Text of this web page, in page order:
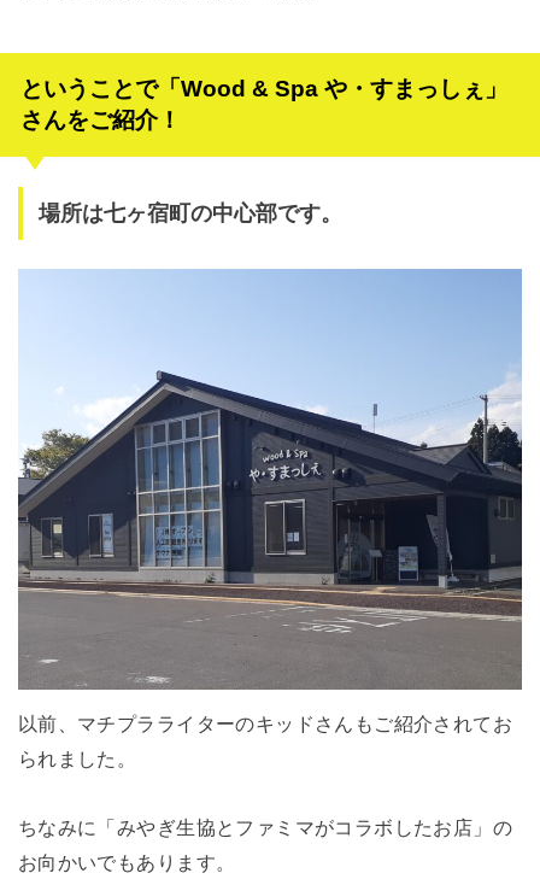
ということで「Wood & Spa や・すまっしぇ」
さんをご紹介！
場所は七ヶ宿町の中心部です。
以前、マチプラライターのキッドさんもご紹介されてお
られました。
ちなみに「みやぎ生協とファミマがコラボしたお店」の
お向かいでもあります。